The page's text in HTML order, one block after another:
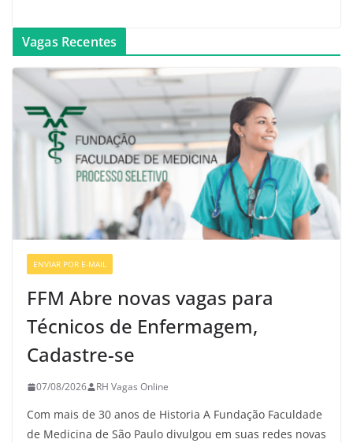
Vagas Recentes
ENVIAR POR E-MAIL
FFM Abre novas vagas para
Técnicos de Enfermagem,
Cadastre-se
07/08/2026 RH Vagas Online
Com mais de 30 anos de Historia A Fundação Faculdade
de Medicina de São Paulo divulgou em suas redes novas